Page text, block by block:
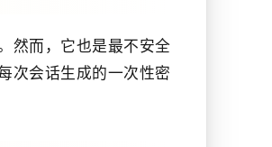
然而，它也是最不安全
次会话生成的一次性密